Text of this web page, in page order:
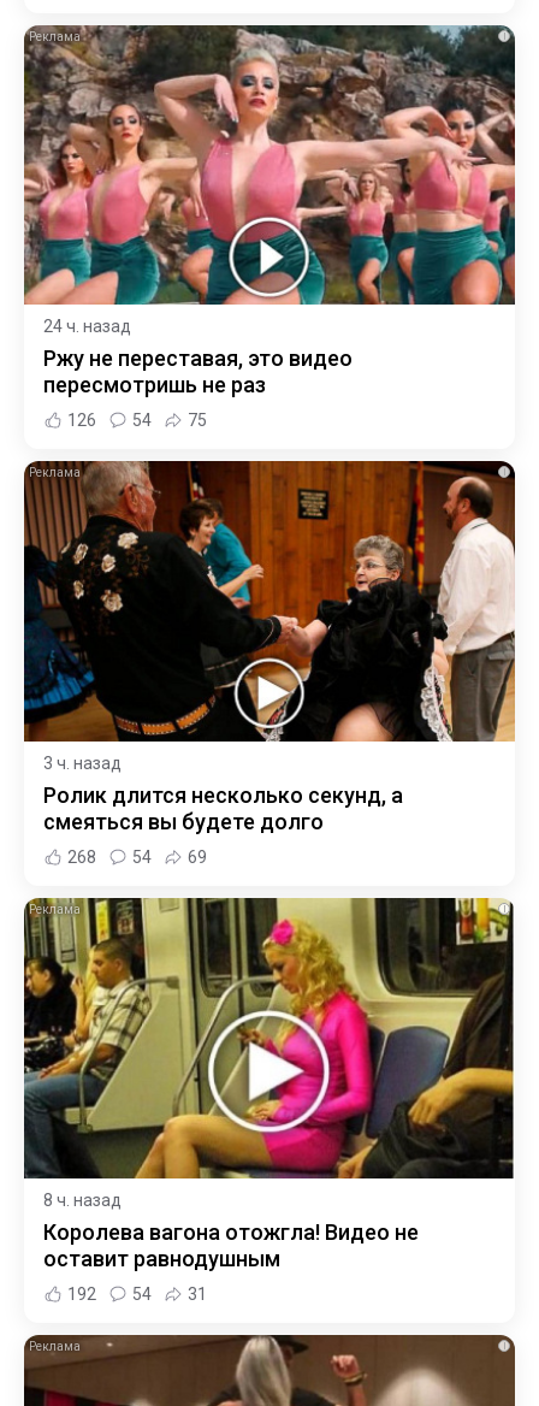
i
24 ч. назад
Ржу не переставая, это видео
пересмотришь не раз
126 54 75
i
3 ч. назад
Ролик длится несколько секунд, а
смеяться вы будете долго
268 54 69
i
8 ч. назад
Королева вагона отожгла! Видео не
оставит равнодушным
192 54 31
i